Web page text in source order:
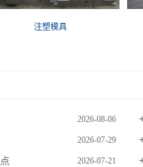
注塑模具
2026-08-06
2026-07-29
2026-07-21